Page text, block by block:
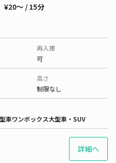
¥20〜 / 15分
再入庫
可
高さ
制限なし
車ワンボックス大型車・SUV
詳細へ